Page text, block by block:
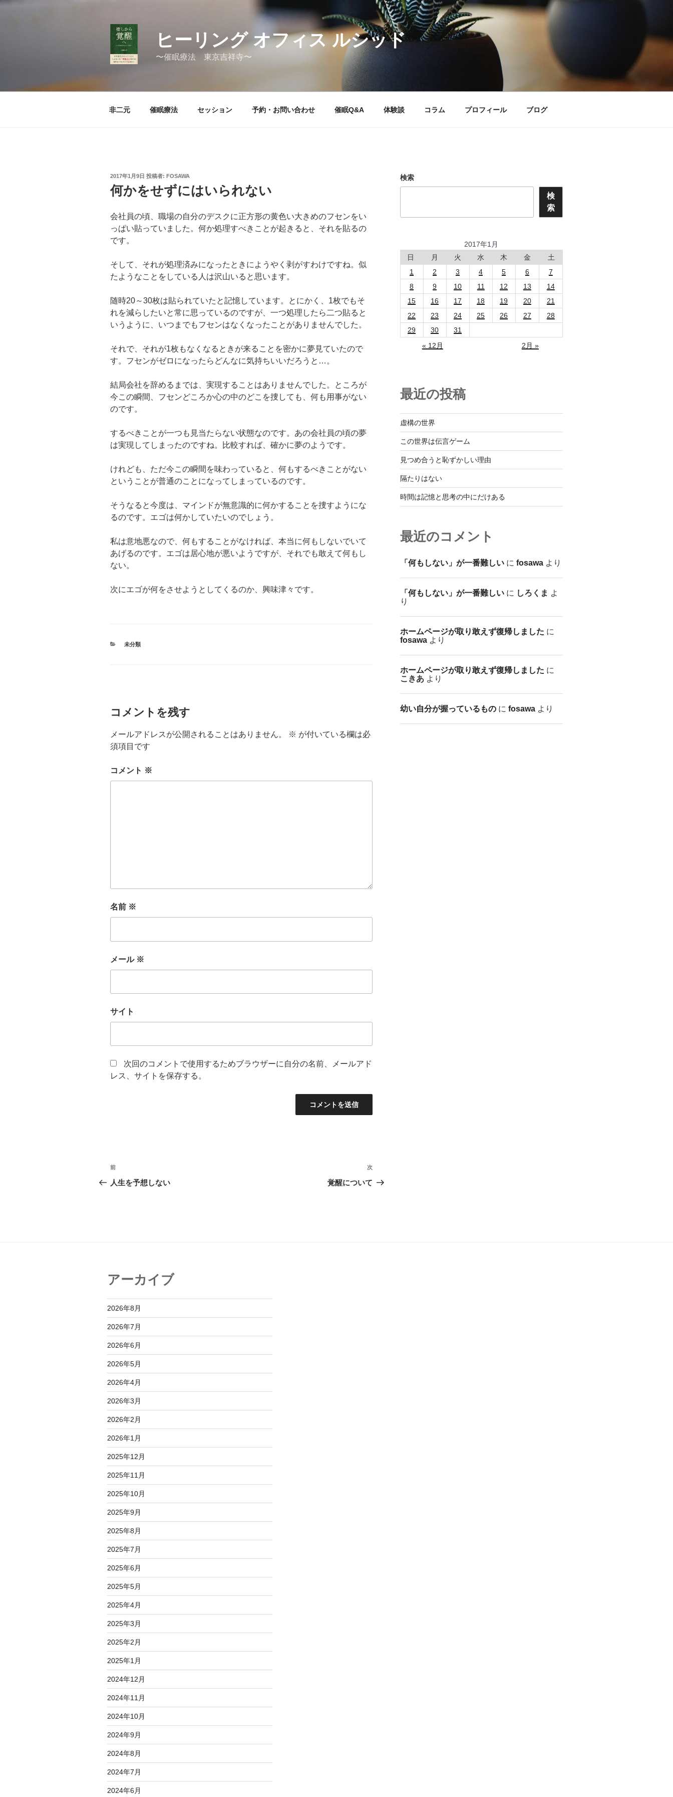
コ
キ
ヒーリング オフィス ルシッド
〜催眠療法 東京吉祥寺〜
非二元 催眠療法 セッション 予約・お問い合わせ 催眠Q&A 体験談 コラム プロフィール ブログ
投
稿
日:
2017年1月9日 投稿者: FOSAWA
何かをせずにはいられない
会社員の頃、職場の自分のデスクに正方形の黄色い大きめのフセンをい
っぱい貼っていました。何か処理すべきことが起きると、それを貼るの
です。
そして、それが処理済みになったときにようやく剥がすわけですね。似
たようなことをしている人は沢山いると思います。
随時20～30枚は貼られていたと記憶しています。とにかく、1枚でもそ
れを減らしたいと常に思っているのですが、一つ処理したら二つ貼ると
いうように、いつまでもフセンはなくなったことがありませんでした。
それで、それが1枚もなくなるときが来ることを密かに夢見ていたので
す。フセンがゼロになったらどんなに気持ちいいだろうと…。
結局会社を辞めるまでは、実現することはありませんでした。ところが
今この瞬間、フセンどころか心の中のどこを捜しても、何も用事がない
のです。
するべきことが一つも見当たらない状態なのです。あの会社員の頃の夢
は実現してしまったのですね。比較すれば、確かに夢のようです。
けれども、ただ今この瞬間を味わっていると、何もするべきことがない
ということが普通のことになってしまっているのです。
そうなると今度は、マインドが無意識的に何かすることを捜すようにな
るのです。エゴは何かしていたいのでしょう。
私は意地悪なので、何もすることがなければ、本当に何もしないでいて
あげるのです。エゴは居心地が悪いようですが、それでも敢えて何もし
ない。
次にエゴが何をさせようとしてくるのか、興味津々です。
カ
未分類
コメントを残す
メールアドレスが公開されることはありません。 ※ が付いている欄は必
須項目です
コメント ※
名前 ※
メール ※
サイト
次回のコメントで使用するためブラウザーに自分の名前、メールアド
レス、サイトを保存する。
投
稿
シ
ョ
ン
前
の
前
人生を予想しない
次
の
次
覚醒について
検索
検
索
2017年1月
日
月 火 水 木 金
土
1
2 3 4 5 6
7
8
9 10 11 12 13
14
15
16 17 18 19 20
21
22
23 24 25 26 27
28
29
30
31
« 12月
2月 »
最近の投稿
虚構の世界
この世界は伝言ゲーム
見つめ合うと恥ずかしい理由
隔たりはない
時間は記憶と思考の中にだけある
最近のコメント
「何もしない」が一番難しいに fosawaより
「何もしない」が一番難しいに しろくま よ
り
ホームページが取り敢えず復帰しました に
fosawaより
ホームページが取り敢えず復帰しました に
こきあより
幼い自分が握っているものに fosawaより
アーカイブ
2026年8月
2026年7月
2026年6月
2026年5月
2026年4月
2026年3月
2026年2月
2026年1月
2025年12月
2025年11月
2025年10月
2025年9月
2025年8月
2025年7月
2025年6月
2025年5月
2025年4月
2025年3月
2025年2月
2025年1月
2024年12月
2024年11月
2024年10月
2024年9月
2024年8月
2024年7月
2024年6月